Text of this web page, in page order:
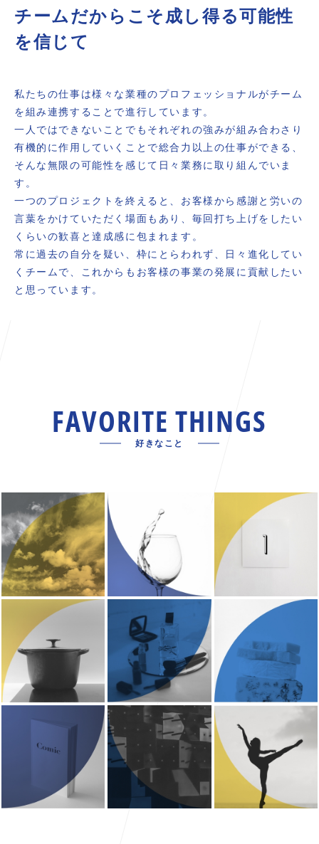
チームだからこそ成し得る可能性
を信じて
私たちの仕事は様々な業種のプロフェッショナルがチーム
を組み連携することで進行しています。
一人ではできないことでもそれぞれの強みが組み合わさり
有機的に作用していくことで総合力以上の仕事ができる、
そんな無限の可能性を感じて日々業務に取り組んでいま
す。
一つのプロジェクトを終えると、お客様から感謝と労いの
言葉をかけていただく場面もあり、毎回打ち上げをしたい
くらいの歓喜と達成感に包まれます。
常に過去の自分を疑い、枠にとらわれず、日々進化してい
くチームで、これからもお客様の事業の発展に貢献したい
と思っています。
FAVORITE THINGS
好きなこと